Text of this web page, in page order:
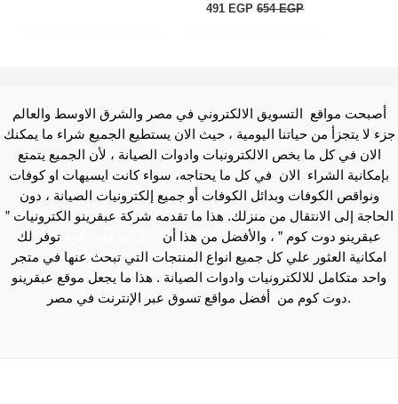
654EGP
491 EGP
أصبحت مواقع التسويق الالكتروني في مصر والشرق الاوسط والعالم
جزء لا يتجزأ من حياتنا اليومية ، حيث الان يستطيع الجميع شراء ما يمكنك
الان في كل ما بخص الالكترونبات وادوات الصيانة ، لأن الجميع يتمتع
بإمكانية الشراء الان في كل ما يحتاجه، سواء كانت ايسيهات او كوفات
ونواقص الكوفات وبدائل الكوفات أو جميع إلكترونيات الصيانة ، دون
الحاجة إلى الانتقال من منزلك. هذا ما تقدمه شركة عبقرينو الكترونيات ”
عبقرينو دوت كوم ” ، والأفضل من هذا أن
توفر لك
امكانية العثور علي كل جميع انواع المنتجات التي تبحث عنها في متجر
واحد متكامل للالكترونيات وادوات الصيانة . هذا ما يجعل موقع عبقرينو
دوت كوم من أفضل مواقع تسوق عبر الإنترنت في مصر.